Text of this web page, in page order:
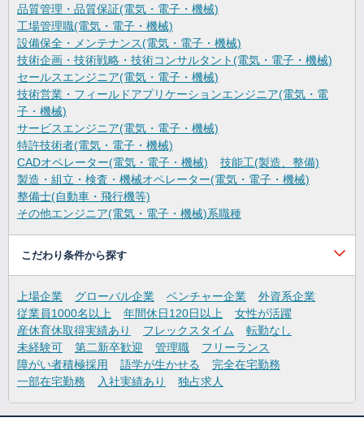
品質管理・品質保証(電気・電子・機械)
工場管理職(電気・電子・機械)
設備保全・メンテナンス(電気・電子・機械)
技術企画・技術戦略・技術コンサルタント(電気・電子・機械)
セールスエンジニア(電気・電子・機械)
技術営業・フィールドアプリケーションエンジニア(電気・電
子・機械)
サービスエンジニア(電気・電子・機械)
特許技術者(電気・電子・機械)
CADオペレーター(電気・電子・機械)
技能工(製造、整備)
製造・組立・検査・機械オペレーター(電気・電子・機械)
整備士(自動車・飛行機等)
その他エンジニア(電気・電子・機械)系職種
こだわり条件から探す
上場企業 グローバル企業 ベンチャー企業
外資系企業
従業員1000名以上
年間休日120日以上
女性が活躍
産休育休取得実績あり
フレックスタイム
転勤なし
未経験可
第二新卒歓迎 管理職
フリーランス
障がい者積極採用
語学が生かせる
完全在宅勤務
一部在宅勤務
入社実績あり 独占求人